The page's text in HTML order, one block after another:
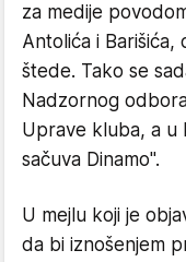
za medije
Antolića i
štede. Tako se
Nadzornog
Uprave kluba, a u
sačuva Dinamo".
U mejlu koji je
da bi iznošenjem